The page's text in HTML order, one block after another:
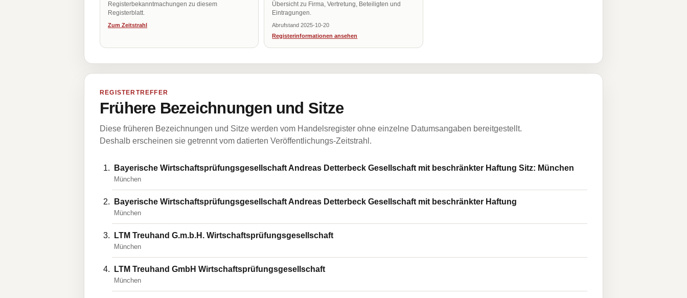
Registerbekanntmachungen zu diesem
Registerblatt.
Zum Zeitstrahl
Übersicht zu Firma, Vertretung, Beteiligten und
Eintragungen.
Abrufstand 2025-10-20
Registerinformationen ansehen
REGISTERTREFFER
Frühere Bezeichnungen und Sitze
Diese früheren Bezeichnungen und Sitze werden vom Handelsregister ohne einzelne Datumsangaben bereitgestellt.
Deshalb erscheinen sie getrennt vom datierten Veröffentlichungs-Zeitstrahl.
Bayerische Wirtschaftsprüfungsgesellschaft Andreas Detterbeck Gesellschaft mit beschränkter Haftung Sitz: München
München
Bayerische Wirtschaftsprüfungsgesellschaft Andreas Detterbeck Gesellschaft mit beschränkter Haftung
München
LTM Treuhand G.m.b.H. Wirtschaftsprüfungsgesellschaft
München
LTM Treuhand GmbH Wirtschaftsprüfungsgesellschaft
München